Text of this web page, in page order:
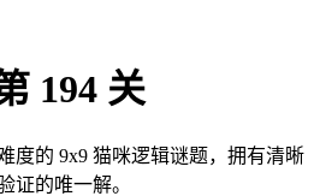
194 关
度的 9x9 猫咪逻辑谜题，拥有清晰
证的唯一解。